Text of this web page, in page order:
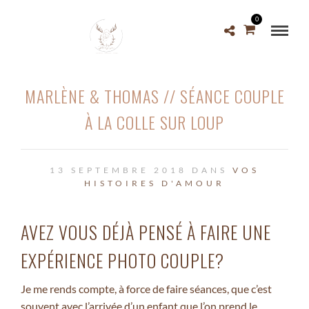
0
MARLÈNE & THOMAS // SÉANCE COUPLE
À LA COLLE SUR LOUP
13 SEPTEMBRE 2018 DANS VOS
HISTOIRES D'AMOUR
AVEZ VOUS DÉJÀ PENSÉ À FAIRE UNE
EXPÉRIENCE PHOTO COUPLE?
Je me rends compte, à force de faire séances, que c’est
souvent avec l’arrivée d’un enfant que l’on prend le